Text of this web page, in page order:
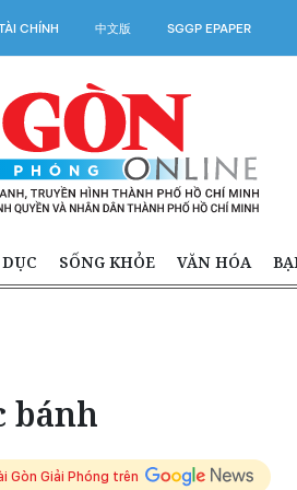
CHÍNH 中文版 SGGP EPAPER
SỐNG KHỎE VĂN HÓA
bánh
Gòn Giải Phóng trên